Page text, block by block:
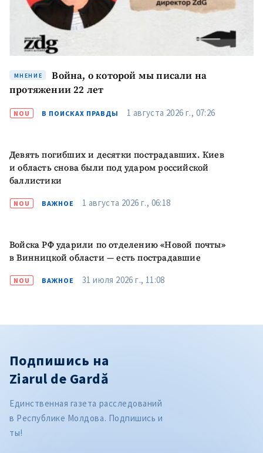
МНЕНИЕ
Война, о которой мы писали на
протяжении 22 лет
NOU В ПОИСКАХ ПРАВДЫ 1 августа 2026 г., 07:26
Девять погибших и десятки пострадавших. Киев
и область снова были под ударом российской
баллистики
NOU ВАЖНОЕ 1 августа 2026 г., 06:18
Войска РФ ударили по отделению «Новой почты»
в Винницкой области — есть пострадавшие
NOU ВАЖНОЕ 31 июля 2026 г., 11:08
Подпишись на
Ziarul de Gardă
Единственная газета расследований
в Республике Молдова. Подпишись и
ты!